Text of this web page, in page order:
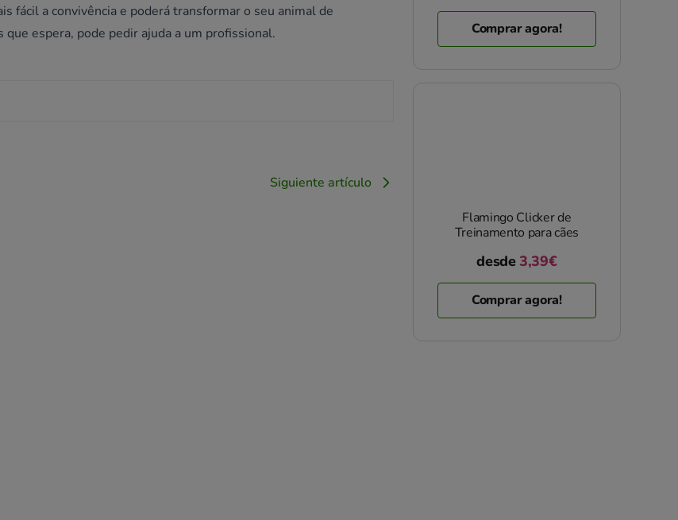
fácil a convivência e poderá transformar o seu animal de
espera, pode pedir ajuda a um profissional.
Siguiente artículo
Comprar agora!
Flamingo Clicker de
Treinamento para cães
desde 3,39€
Comprar agora!